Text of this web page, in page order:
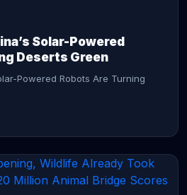
Solar-Powered
Deserts Green
Powered Robots Are Turning